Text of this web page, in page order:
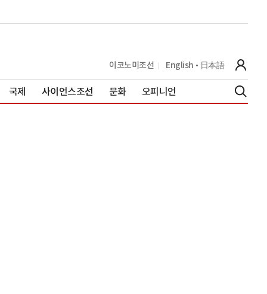
이코노미조선 English 日本語
국제 사이언스조선 문화 오피니언